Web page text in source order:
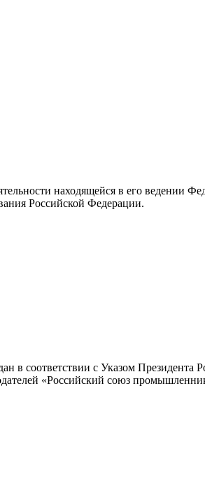
находящейся в его ведении
Российской Федерации.
соответствии с Указом Президента
«Российский союз